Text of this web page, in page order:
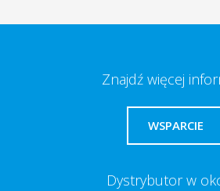
Znajdź więcej
WSPARCIE
Dystrybutor w